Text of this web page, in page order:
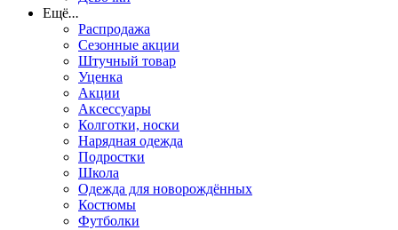
Ещё...
Распродажа
Сезонные акции
Штучный товар
Уценка
Акции
Аксессуары
Колготки, носки
Нарядная одежда
Подростки
Школа
Одежда для новорождённых
Костюмы
Футболки